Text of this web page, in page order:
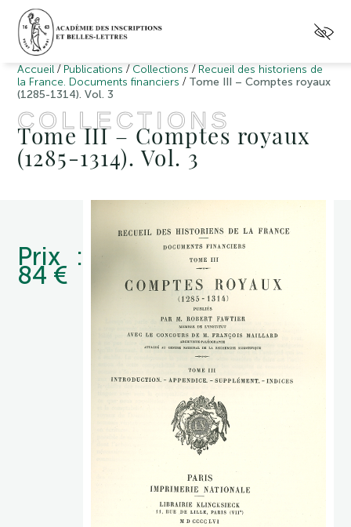
Accueil / Publications / Collections / Recueil des historiens de
la France. Documents financiers / Tome III – Comptes royaux
(1285-1314). Vol. 3
COLLECTIONS
Tome III – Comptes royaux
(1285-1314). Vol. 3
Prix :
84 €